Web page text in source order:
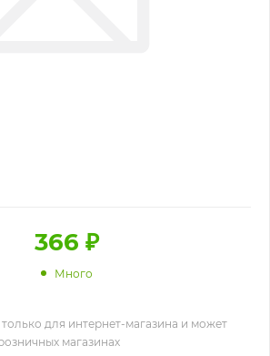
366 ₽
Много
для интернет-магазина и может
магазинах